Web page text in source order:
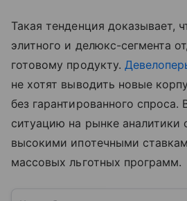
Такая тенденция доказывает,
элитного и делюкс-сегмента
готовому продукту.
не хотят выводить новые
без гарантированного
ситуацию на рынке аналитики
высокими ипотечными
массовых льготных программ.